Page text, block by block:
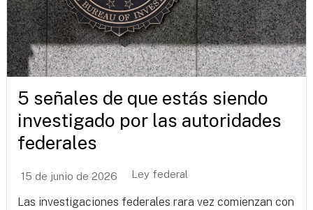
5 señales de que estás siendo
investigado por las autoridades
federales
15 de junio de 2026 Ley federal
Las investigaciones federales rara vez comienzan con